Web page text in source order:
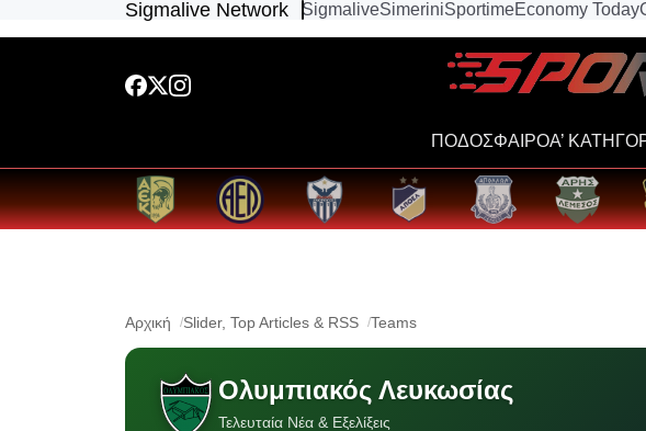
Sigmalive Network SigmaliveSimeriniSportimeEconomy Today
ΠΟΔΟΣΦΑΙΡΟΑ’
Αρχική Slider, Top Articles & RSS Teams
Ολυμπιακός Λευκωσίας
Τελευταία Νέα & Εξελίξεις